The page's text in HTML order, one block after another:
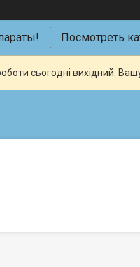
Посмотреть
сьогодні вихідний.